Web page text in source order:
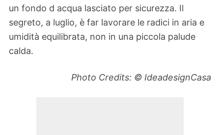
un fondo d acqua lasciato per sicurezza. Il
segreto, a luglio, è far lavorare le radici in aria e
umidità equilibrata, non in una piccola palude
calda.
Photo Credits: © IdeadesignCasa